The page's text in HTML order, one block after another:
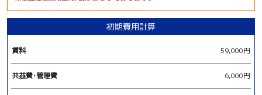
初期費用計算
賃料 59,000円
共益費･管理費 6,000円